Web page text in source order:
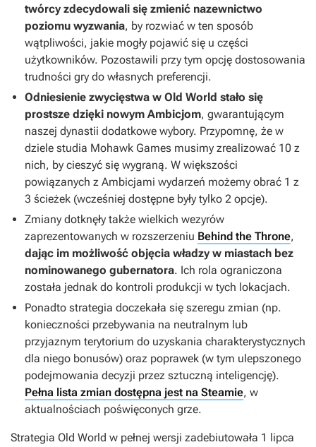
twórcy zdecydowali się zmienić nazewnictwo
poziomu wyzwania, by rozwiać w ten sposób
wątpliwości, jakie mogły pojawić się u części
użytkowników. Pozostawili przy tym opcję dostosowania
trudności gry do własnych preferencji.
Odniesienie zwycięstwa w Old World stało się
prostsze dzięki nowym Ambicjom, gwarantującym
naszej dynastii dodatkowe wybory. Przypomnę, że w
dziele studia Mohawk Games musimy zrealizować 10 z
nich, by cieszyć się wygraną. W większości
powiązanych z Ambicjami wydarzeń możemy obrać 1 z
3 ścieżek (wcześniej dostępne były tylko 2 opcje).
Zmiany dotknęły także wielkich wezyrów
zaprezentowanych w rozszerzeniu Behind the Throne,
dając im możliwość objęcia władzy w miastach bez
nominowanego gubernatora. Ich rola ograniczona
została jednak do kontroli produkcji w tych lokacjach.
Ponadto strategia doczekała się szeregu zmian (np.
konieczności przebywania na neutralnym lub
przyjaznym terytorium do uzyskania charakterystycznych
dla niego bonusów) oraz poprawek (w tym ulepszonego
podejmowania decyzji przez sztuczną inteligencję).
Pełna lista zmian dostępna jest na Steamie, w
aktualnościach poświęconych grze.
Strategia Old World w pełnej wersji zadebiutowała 1 lipca